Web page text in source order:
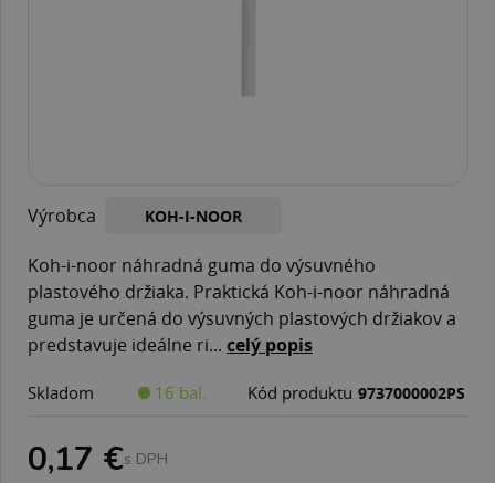
Výrobca KOH-I-NOOR
Koh-i-noor náhradná guma do výsuvného
plastového držiaka. Praktická Koh-i-noor náhradná
guma je určená do výsuvných plastových držiakov a
predstavuje ideálne ri... celý popis
Skladom 16 bal. Kód produktu 9737000002PS
0,17 €s DPH